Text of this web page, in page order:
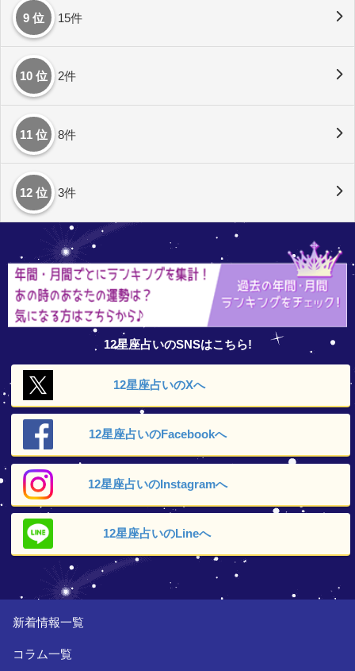
9 位 15件
10 位 2件
11 位 8件
12 位 3件
12星座占いのSNSはこちら!
12星座占いのXへ
12星座占いのFacebookへ
12星座占いのInstagramへ
12星座占いのLineへ
新着情報一覧
コラム一覧